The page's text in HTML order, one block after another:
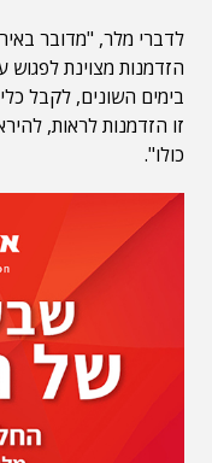
לדברי מלר, "מדובר
הזדמנות מצוינת
בימים השונים, לקבל
כולו".